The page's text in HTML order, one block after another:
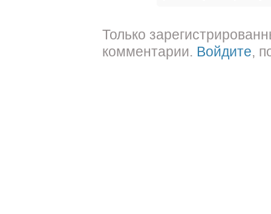
Только
комментарии. Войдите,